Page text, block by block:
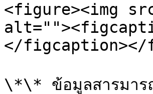
<figure><img
</figcaption></
\*\* ข้อมูลสารมารถ